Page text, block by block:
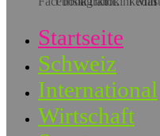
Startseite
Schweiz
International
Wirtschaft